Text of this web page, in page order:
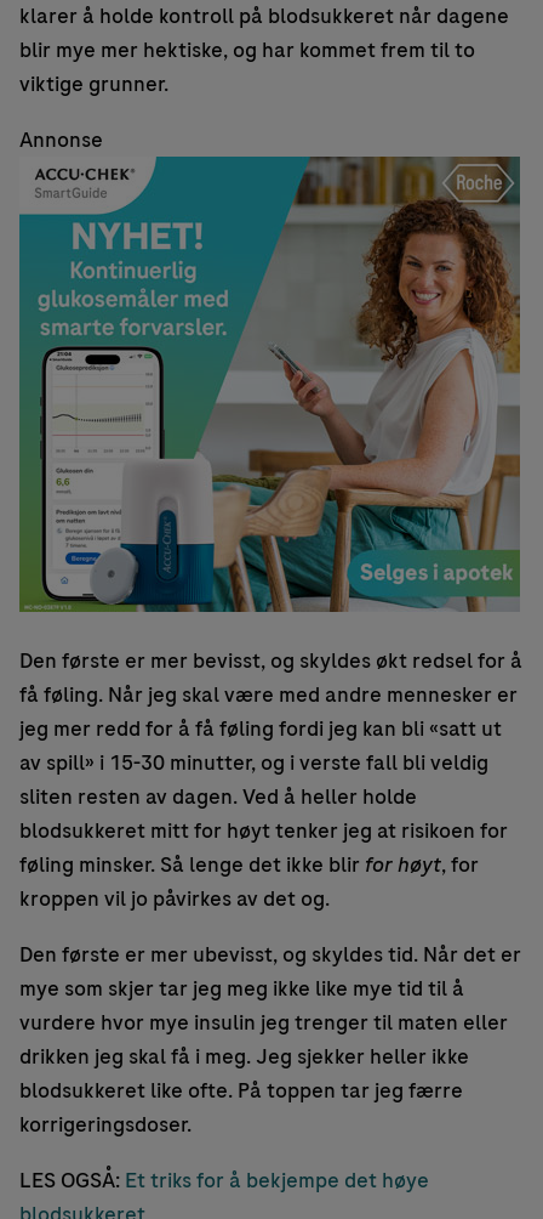
klarer å holde kontroll på blodsukkeret når dagene
blir mye mer hektiske, og har kommet frem til to
viktige grunner.
Annonse
Den første er mer bevisst, og skyldes økt redsel for å
få føling. Når jeg skal være med andre mennesker er
jeg mer redd for å få føling fordi jeg kan bli «satt ut
av spill» i 15-30 minutter, og i verste fall bli veldig
sliten resten av dagen. Ved å heller holde
blodsukkeret mitt for høyt tenker jeg at risikoen for
føling minsker. Så lenge det ikke blir for høyt, for
kroppen vil jo påvirkes av det og.
Den første er mer ubevisst, og skyldes tid. Når det er
mye som skjer tar jeg meg ikke like mye tid til å
vurdere hvor mye insulin jeg trenger til maten eller
drikken jeg skal få i meg. Jeg sjekker heller ikke
blodsukkeret like ofte. På toppen tar jeg færre
korrigeringsdoser.
LES OGSÅ: Et triks for å bekjempe det høye